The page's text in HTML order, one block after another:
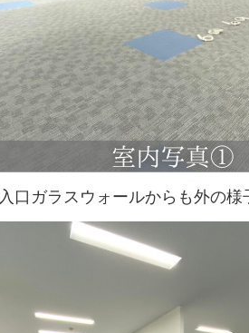
口ガラスウォールからも外の